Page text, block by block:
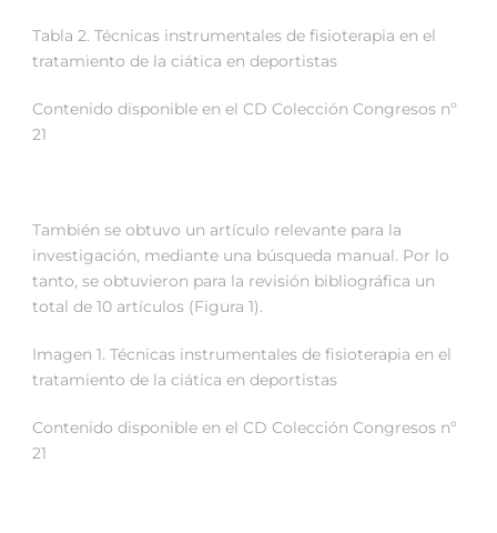
Tabla 2. Técnicas instrumentales de fisioterapia en el
tratamiento de la ciática en deportistas
Contenido disponible en el CD Colección Congresos nº
21
También se obtuvo un artículo relevante para la
investigación, mediante una búsqueda manual. Por lo
tanto, se obtuvieron para la revisión bibliográfica un
total de 10 artículos (Figura 1).
Imagen 1. Técnicas instrumentales de fisioterapia en el
tratamiento de la ciática en deportistas
Contenido disponible en el CD Colección Congresos nº
21